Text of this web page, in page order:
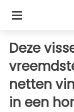
Deze
netten
in een